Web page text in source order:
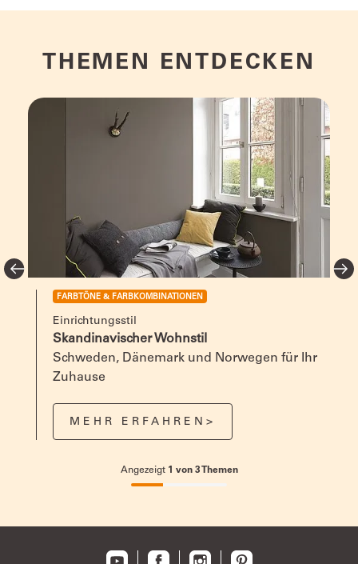
THEMEN ENTDECKEN
FARBTÖNE & FARBKOMBINATIONEN
Einrichtungsstil
Skandinavischer Wohnstil
Schweden, Dänemark und Norwegen für Ihr
Zuhause
MEHR ERFAHREN>
Angezeigt 1 von 3Themen
33.33333333333333%